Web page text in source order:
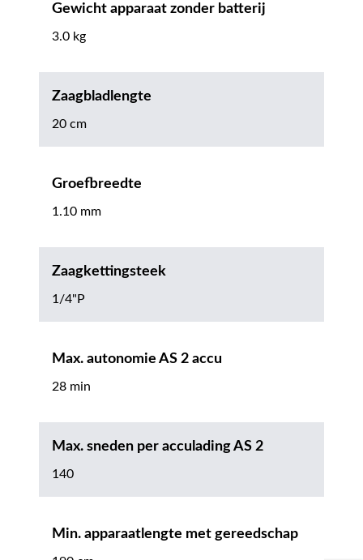
Gewicht apparaat zonder batterij
3.0 kg
Zaagbladlengte
20 cm
Groefbreedte
1.10 mm
Zaagkettingsteek
1/4"P
Max. autonomie AS 2 accu
28 min
Max. sneden per acculading AS 2
140
Min. apparaatlengte met gereedschap